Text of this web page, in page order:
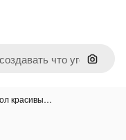
Поиск
красивы…